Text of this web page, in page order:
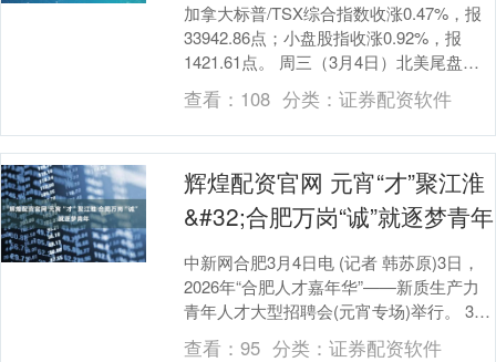
加拿大标普/TSX综合指数收涨0.47%，报
33942.86点；小盘股指收涨0.92%，报
1421.61点。 周三（3月4日）北美尾盘，
加拿大10年期基准国债收....
查看： 108 分类： 证券配资软件
辉煌配资官网 元宵“才”聚江淮
&#32;合肥万岗“诚”就逐梦青年
中新网合肥3月4日电 (记者 韩苏原)3日，
2026年“合肥人才嘉年华”——新质生产力
青年人才大型招聘会(元宵专场)举行。 3月
3日，“2026年“合肥人才嘉年....
查看：95 分类： 证券配资软件